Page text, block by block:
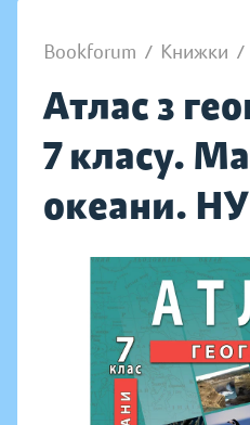
Bookforum / Книжки /
Атлас з
7 класу.
океани.